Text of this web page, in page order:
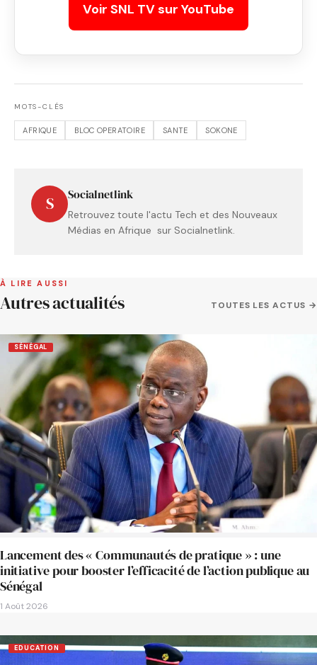
Voir SNL TV sur YouTube
MOTS-CLÉS
AFRIQUE BLOC OPERATOIRE SANTE SOKONE
S Socialnetlink
Retrouvez toute l'actu Tech et des Nouveaux
Médias en Afrique sur Socialnetlink.
À LIRE AUSSI
Autres actualités TOUTES LES ACTUS →
SÉNÉGAL
Lancement des « Communautés de pratique » : une
initiative pour booster l’efficacité de l’action publique au
Sénégal
1 Août 2026
EDUCATION